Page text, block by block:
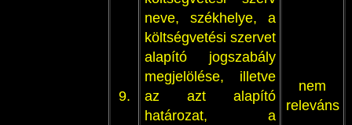
9.
neve, székhelye, a
költségvetési szervet
alapító jogszabály
megjelölése, illetve
az azt alapító
határozat, a
nem
releváns